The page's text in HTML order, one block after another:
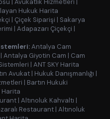
| Avukatlık Hizmetleri |
Hukuk Harita
| Çiçek Siparişi | Sakarya
| Adapazarı Çiçekçi |
Antalya Cam
| Antalya Giyotin Cam | Cam
| ANT SKY Harita
Avukat | Hukuk Danışmanlığı |
| Bartın Hukuki
Harita
| Altınoluk Kahvaltı |
Restaurant | Altınoluk